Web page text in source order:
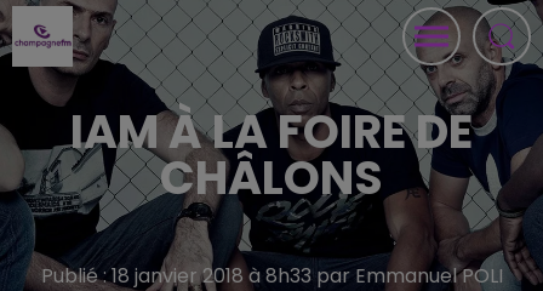
IAM À LA FOIRE DE
CHÂLONS
Publié : 18 janvier 2018 à 8h33 par Emmanuel POLI